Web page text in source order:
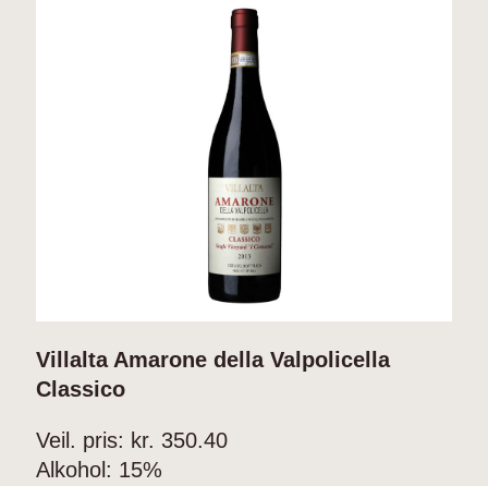
Villalta Amarone della Valpolicella
Classico
Veil. pris: kr. 350.40
Alkohol: 15%